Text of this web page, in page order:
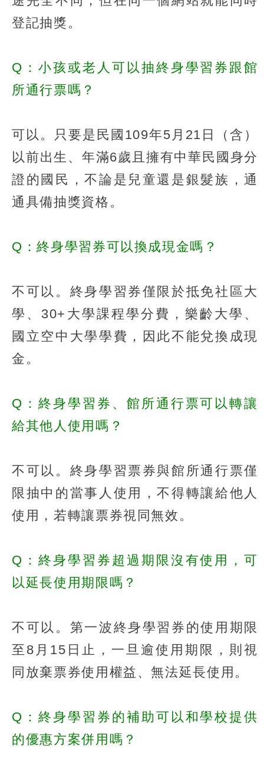
登記抽獎。
Q：小孩或老人可以抽終身學習券跟館
所通行票嗎？
可以。只要是民國109年5月21日（含）
以前出生、年滿6歲且擁有中華民國身分
證的國民，不論是兒童還是銀髮族，通
通具備抽獎資格。
Q：終身學習券可以換成現金嗎？
不可以。終身學習券僅限於抵免社區大
學、30+大學課程學分費，樂齡大學、
國立空中大學學費，因此不能兌換成現
金。
Q：終身學習券、館所通行票可以轉讓
給其他人使用嗎？
不可以。終身學習票券與館所通行票僅
限抽中的當事人使用，不得轉讓給他人
使用，若轉讓票券視同無效。
Q：終身學習券超過期限沒有使用，可
以延長使用期限嗎？
不可以。第一波終身學習券的使用期限
至8月15日止，一旦逾使用期限，則視
同放棄票券使用權益、無法延長使用。
Q：終身學習券的補助可以和學校提供
的優惠方案併用嗎？